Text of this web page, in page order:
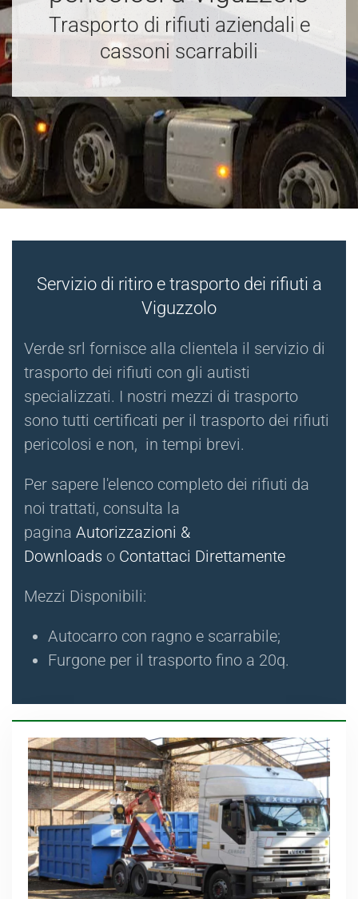
Trasporto di rifiuti aziendali e
cassoni scarrabili
Servizio di ritiro e trasporto dei rifiuti a
Viguzzolo
Verde srl fornisce alla clientela il servizio di
trasporto dei rifiuti con gli autisti
specializzati. I nostri mezzi di trasporto
sono tutti certificati per il trasporto dei rifiuti
pericolosi e non, in tempi brevi.
Per sapere l'elenco completo dei rifiuti da
noi trattati, consulta la
pagina Autorizzazioni &
Downloads o Contattaci Direttamente
Mezzi Disponibili:
Autocarro con ragno e scarrabile;
Furgone per il trasporto fino a 20q.